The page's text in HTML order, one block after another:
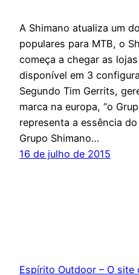
A Shimano atualiza um
populares para MTB, o
começa a chegar as
disponível em 3
Segundo Tim Gerrits,
marca na europa, “o
representa a essência
Grupo Shimano…
16 de julho de 2015
Espírito Outdoor – O